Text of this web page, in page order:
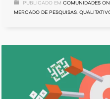
PUBLICADO EM COMUNIDADES
MERCADO DE PESQUISAS,